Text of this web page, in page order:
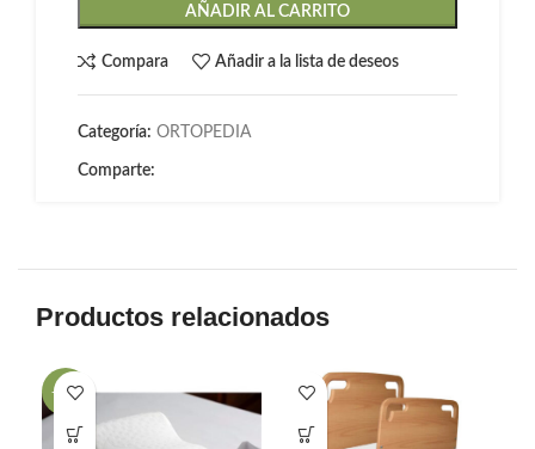
AÑADIR AL CARRITO
Compara Añadir a la lista de deseos
Categoría: ORTOPEDIA
Comparte:
Productos relacionados
-48%